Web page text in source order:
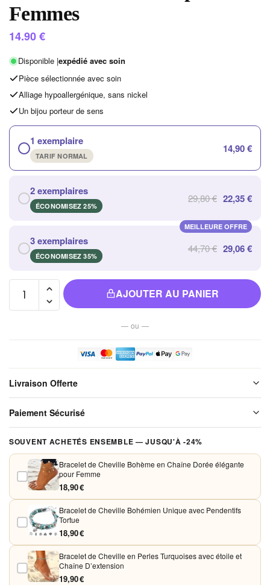
Femmes
14.90€
Disponible |expédié avec soin
Pièce sélectionnée avec soin
Alliage hypoallergénique, sans nickel
Un bijou porteur de sens
1 exemplaire
TARIF NORMAL
14,90 €
2 exemplaires
ÉCONOMISEZ 25%
29,80 € 22,35 €
MEILLEURE OFFRE
3 exemplaires
ÉCONOMISEZ 35%
44,70 € 29,06 €
quantité de
Bracelet
pour
Femmes
AJOUTER AU PANIER
— ou —
Livraison Offerte
soigneusement emballé avant expédition. Aucun frais de port, jamais.
Paiement Sécurisé
acceptons Visa, Mastercard, PayPal et Apple Pay. Aucune donnée
bancaire n'est conservée sur nos serveurs.
SOUVENT ACHETÉS ENSEMBLE — JUSQU'À -24%
Bracelet de Cheville Bohème en Chaîne Dorée élégante
pour Femme
18,90 €
Bracelet de Cheville Bohémien Unique avec Pendentifs
Tortue
18,90 €
Bracelet de Cheville en Perles Turquoises avec étoile et
Chaîne D’extension
19,90 €